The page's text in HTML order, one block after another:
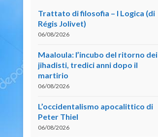
Trattato di filosofia – I Logica (di
Régis Jolivet)
06/08/2026
Maaloula: l’incubo del ritorno dei
jihadisti, tredici anni dopo il
martirio
06/08/2026
L’occidentalismo apocalittico di
Peter Thiel
06/08/2026